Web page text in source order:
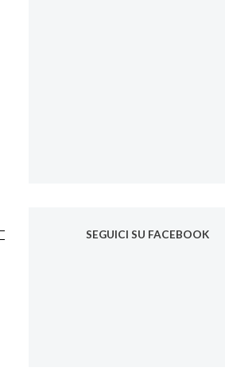
SEGUICI SU FACEBOOK